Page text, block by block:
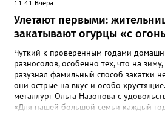
11:41 Вчера
Улетают первыми:
закатывают огурцы «с
Чуткий к проверенным годами
разносолов, особенно тех, что на
разузнал фамильный способ закатки
они острые на вкус и особо
металлург Ольга Назонова с
«Для нашей большой семьи каждый